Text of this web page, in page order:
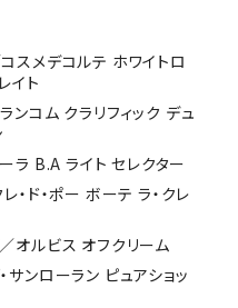
スメデコルテ ホワイトロ
イト
ンコム クラリフィック デュ
ラ B.A ライト セレクター
・ド・ポー ボーテ ラ・クレ
オルビス オフクリーム
サンローラン ピュアショッ